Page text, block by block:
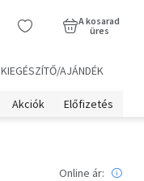
A kosarad
üres
KIEGÉSZÍTŐ/AJÁNDÉK
Akciók Előfizetés
Online ár: